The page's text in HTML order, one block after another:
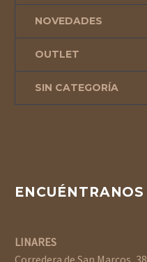
NOVEDADES
OUTLET
SIN CATEGORÍA
ENCUÉNTRANOS
LINARES